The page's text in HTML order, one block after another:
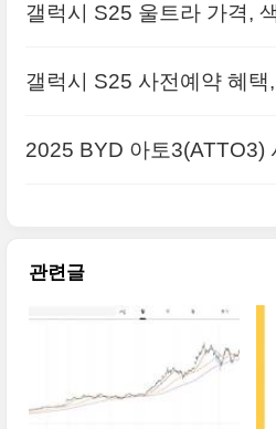
갤럭시 S25 울트라 가격,
갤럭시 S25 사전예약 혜
2025 BYD 아토3(ATTO3)
관련글